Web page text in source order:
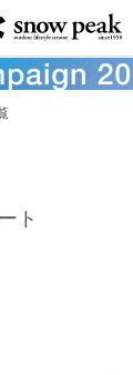
Peak
ト